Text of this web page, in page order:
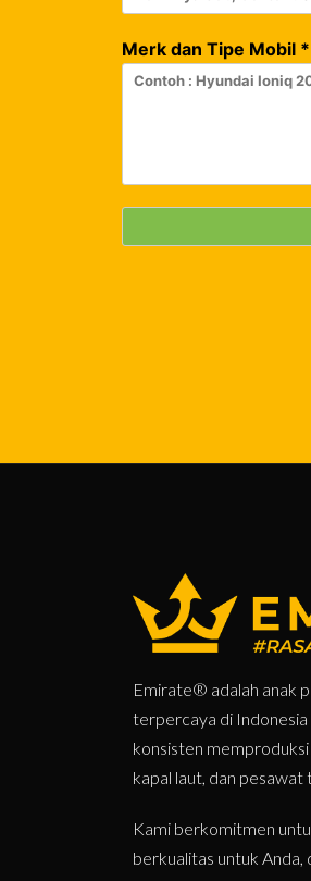
Merk dan Tipe Mobil *
Emirate® adalah anak
terpercaya di
konsisten
kapal laut, dan pesawat
Kami berkomitmen
berkualitas untuk Anda,